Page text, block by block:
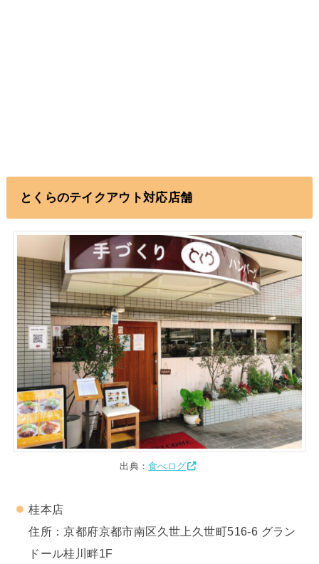
とくらのテイクアウト対応店舗
出典：食べログ
桂本店
住所：京都府京都市南区久世上久世町516-6 グラン
ドール桂川畔1F